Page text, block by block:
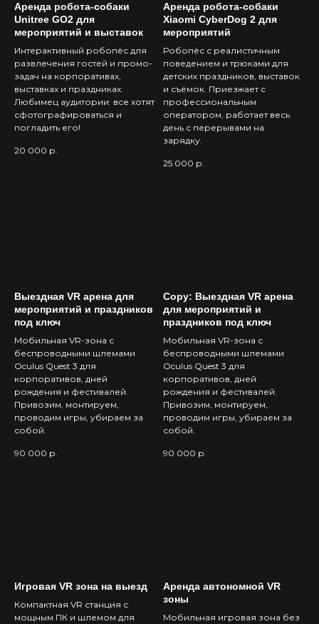
Аренда робота-собаки
Unitree GO2 для
мероприятий и выставок
Интерактивный робопёс для
развлечения гостей и промо-
задач на корпоративах,
выставках и праздниках.
Любимец аудитории: все хотят
сфотографироваться и
погладить его!
20 000 р.
Аренда робота-собаки
Xiaomi CyberDog 2 для
мероприятий
Робопёс с реалистичным
поведением и трюками для
детских праздников, выставок
и съёмок. Приезжает с
профессиональным
оператором, работает весь
день с перерывами на
зарядку.
25 000 р.
Выездная VR арена для
мероприятий и праздников
под ключ
Мобильная VR-зона с
беспроводными шлемами
Oculus Quest 3 для
корпоративов, дней
рождения и фестивалей.
Привозим, монтируем,
проводим игры, убираем за
собой.
90 000 р.
Copy: Выездная VR арена
для мероприятий и
праздников под ключ
Мобильная VR-зона с
беспроводными шлемами
Oculus Quest 3 для
корпоративов, дней
рождения и фестивалей.
Привозим, монтируем,
проводим игры, убираем за
собой.
90 000 р.
Игровая VR зона на выезд
Компактная VR станция с
мощным ПК и шлемом для
Аренда автономной VR
зоны
Мобильная игровая зона без